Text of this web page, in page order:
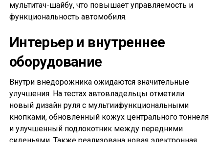
мультитач-шайбу, что повышает управляемость и
функциональность автомобиля.
Интерьер и внутреннее
оборудование
Внутри внедорожника ожидаются значительные
улучшения. На тестах автовладельцы отметили
новый дизайн руля с мультиифункциональными
кнопками, обновлённый кожух центрального тоннеля
и улучшенный подлокотник между передними